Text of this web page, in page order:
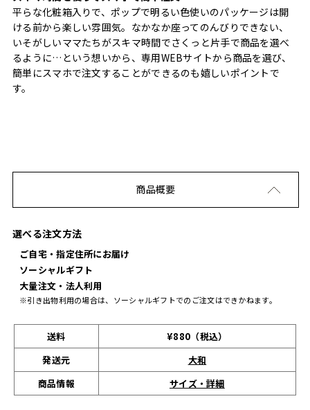
平らな化粧箱入りで、ポップで明るい色使いのパッケージは開
ける前から楽しい雰囲気。なかなか座ってのんびりできない、
いそがしいママたちがスキマ時間でさくっと片手で商品を選べ
るように…という想いから、専用WEBサイトから商品を選び、
簡単にスマホで注文することができるのも嬉しいポイントで
す。
商品概要
選べる注文方法
ご自宅・指定住所にお届け
ソーシャルギフト
大量注文・法人利用
※引き出物利用の場合は、ソーシャルギフトでのご注文はできかねます。
送料
¥880（税込）
発送元
大和
商品情報
サイズ・詳細